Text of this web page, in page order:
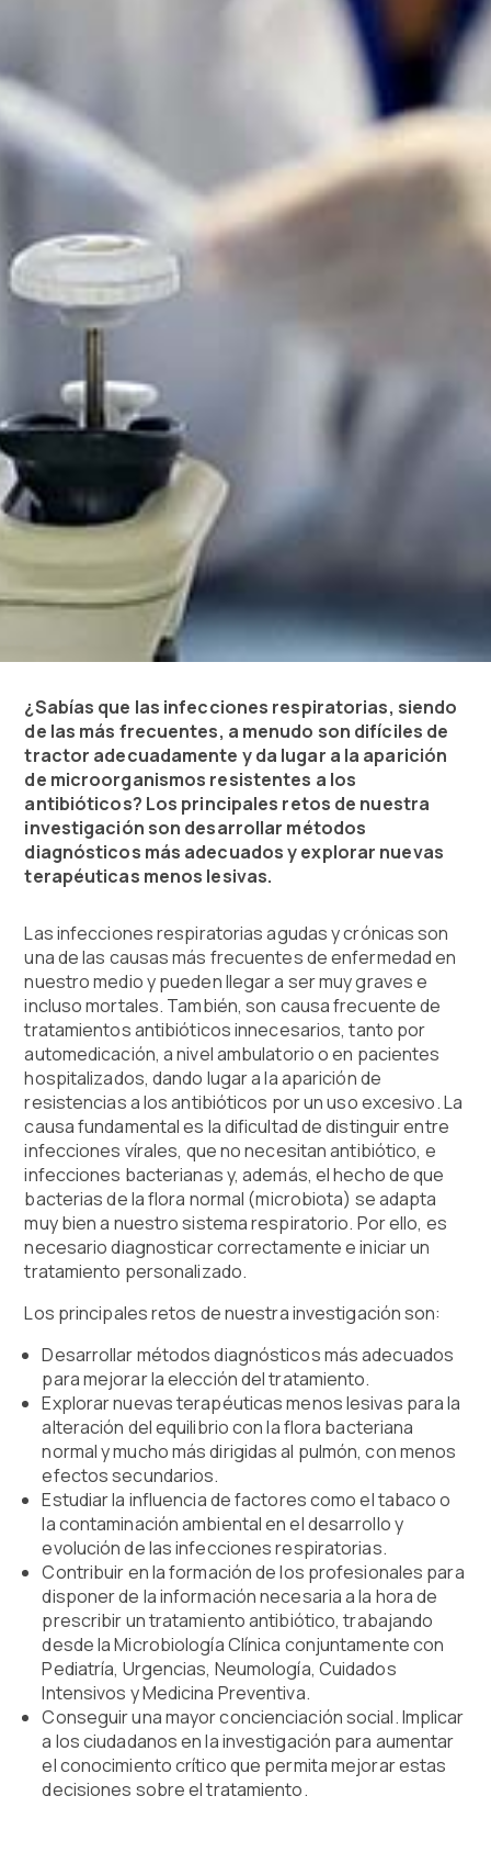
¿Sabías que las infecciones respiratorias, siendo
de las más frecuentes, a menudo son difíciles de
tractor adecuadamente y da lugar a la aparición
de microorganismos resistentes a los
antibióticos? Los principales retos de nuestra
investigación son desarrollar métodos
diagnósticos más adecuados y explorar nuevas
terapéuticas menos lesivas.
Las infecciones respiratorias agudas y crónicas son
una de las causas más frecuentes de enfermedad en
nuestro medio y pueden llegar a ser muy graves e
incluso mortales. También, son causa frecuente de
tratamientos antibióticos innecesarios, tanto por
automedicación, a nivel ambulatorio o en pacientes
hospitalizados, dando lugar a la aparición de
resistencias a los antibióticos por un uso excesivo. La
causa fundamental es la dificultad de distinguir entre
infecciones vírales, que no necesitan antibiótico, e
infecciones bacterianas y, además, el hecho de que
bacterias de la flora normal (microbiota) se adapta
muy bien a nuestro sistema respiratorio. Por ello, es
necesario diagnosticar correctamente e iniciar un
tratamiento personalizado.
Los principales retos de nuestra investigación son:
Desarrollar métodos diagnósticos más adecuados
para mejorar la elección del tratamiento.
Explorar nuevas terapéuticas menos lesivas para la
alteración del equilibrio con la flora bacteriana
normal y mucho más dirigidas al pulmón, con menos
efectos secundarios.
Estudiar la influencia de factores como el tabaco o
la contaminación ambiental en el desarrollo y
evolución de las infecciones respiratorias.
Contribuir en la formación de los profesionales para
disponer de la información necesaria a la hora de
prescribir un tratamiento antibiótico, trabajando
desde la Microbiología Clínica conjuntamente con
Pediatría, Urgencias, Neumología, Cuidados
Intensivos y Medicina Preventiva.
Conseguir una mayor concienciación social. Implicar
a los ciudadanos en la investigación para aumentar
el conocimiento crítico que permita mejorar estas
decisiones sobre el tratamiento.